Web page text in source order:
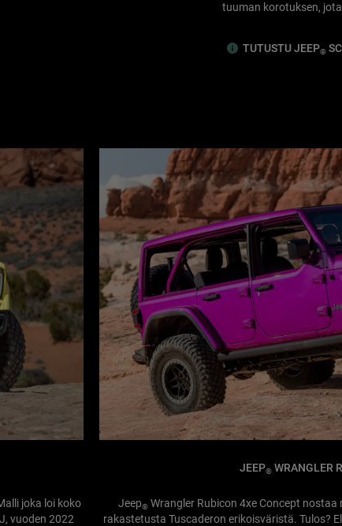
tuuman korotuksen,
TUTUSTU JEEP®
joka loi koko
vuoden 2022
JEEP®WRANGLER
Jeep® Wrangler Rubicon 4xe Concept
rakastetusta Tuscaderon erikoisväristä. Tulos?